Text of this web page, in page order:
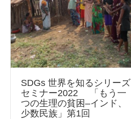
SDGs 世界を知るシリーズ
セミナー2022 「もう一
つの生理の貧困–インド、
少数民族」第1回